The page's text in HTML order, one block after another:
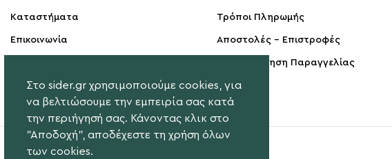
Στο sider.gr χρησιμοποιούμε cookies, για
να βελτιώσουμε την εμπειρία σας κατά
την περιήγησή σας. Κάνοντας κλικ στο
"Αποδοχή", αποδέχεστε τη χρήση όλων
των cookies.
Kαταστήματα
Επικοινωνία
Τρόποι Πληρωμής
Αποστολές - Επιστροφές
Υπαναχώρηση Παραγγελίας